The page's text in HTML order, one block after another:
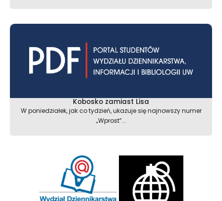
Kobosko zamiast Lisa
W poniedziałek, jak co tydzień, ukazuje się najnowszy numer
„Wprost”...